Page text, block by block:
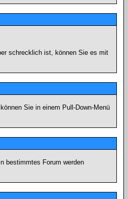
schrecklich ist, können Sie es mit
Sie in einem Pull-Down-Menü
bestimmtes Forum werden